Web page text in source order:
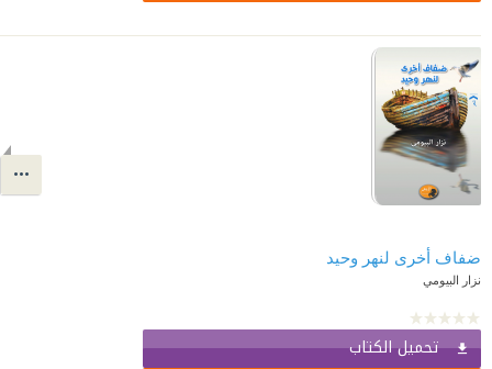
ضفاف أخرى لنهر وحيد
نزار البيومي
تحميل الكتاب